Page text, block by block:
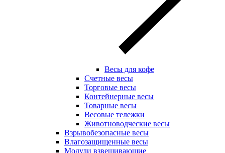
Весы для кофе
Счетные весы
Торговые весы
Контейнерные весы
Товарные весы
Весовые тележки
Животноводческие весы
Взрывобезопасные весы
Влагозащищенные весы
Модули взвешивающие